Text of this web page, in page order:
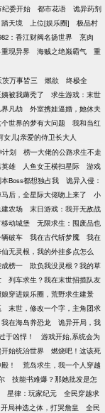
纪委开始 都市花语
诡异药剂
踏天境 上位[娱乐圈]
极品村
：香江财阀名扬世界
烹肉
现异界 海贼之绝巅霸气
重
茨万事皆三 燃欲
终极全
被我薅秃了
求生游戏：末世
界凡劫
外室携娃逼婚，她休夫
世界的梦有大问题
我和当红
女儿]亲爱的侍卫长大人
计划
榜一大佬的公路求生不走
雄 人鱼女王横扫星际
游戏
Boss都想独占我
诡异入侵：
后，全星际大佬吻上来了
小
农场
末日游戏：我开无敌战
动城堡
无限求生：囤废品也
破车 我在古代斩梦魇
我在
无灵根，我的外挂多点怎么
榜一
欺负我没灵根？我的草
列车求生？我在末世招揽队友
娘穿进娱乐圈，荒野求生建景
末世，修改一个字，主角团求
在海岛养恐龙
诡异开局，我
于凶悍！
游戏开始,系统会为
始统治世界
燃烧吧！这该死
！
荒岛求生，我一个人穿越
技能书难爆？那她批发是怎
星律：玩家纪元
全民穿越求
局神选之体，打哭詹皇
全民